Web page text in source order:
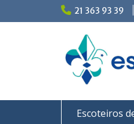
21 363 93 39
Escoteiros